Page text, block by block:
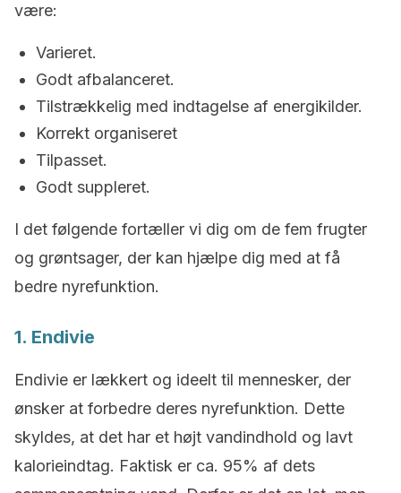
være:
Varieret.
Godt afbalanceret.
Tilstrækkelig med indtagelse af energikilder.
Korrekt organiseret
Tilpasset.
Godt suppleret.
I det følgende fortæller vi dig om de fem frugter
og grøntsager, der kan hjælpe dig med at få
bedre nyrefunktion.
1. Endivie
Endivie er lækkert og ideelt til mennesker, der
ønsker at forbedre deres nyrefunktion. Dette
skyldes, at det har et højt vandindhold og lavt
kalorieindtag. Faktisk er ca. 95% af dets